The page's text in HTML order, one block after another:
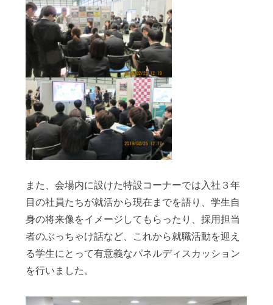
また、会場内に設けた特設コーナーでは入社３年
目の社員たちが就活から現在までを語り、学生自
身の将来像をイメージしてもらったり、採用担当
者のぶっちゃけ話など、これから就職活動を迎え
る学生にとって有意義なパネルディスカッション
を行いました。